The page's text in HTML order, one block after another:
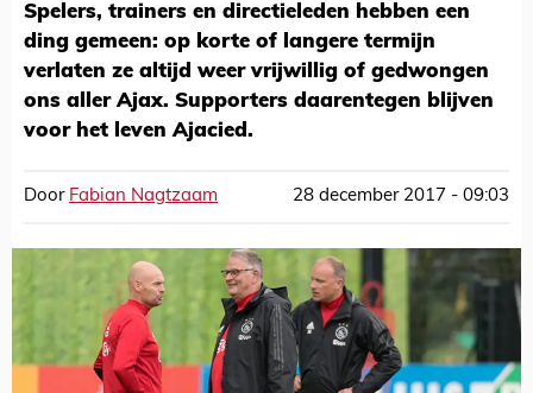
Spelers, trainers en directieleden hebben een
ding gemeen: op korte of langere termijn
verlaten ze altijd weer vrijwillig of gedwongen
ons aller Ajax. Supporters daarentegen blijven
voor het leven Ajacied.
Door Fabian Nagtzaam 28 december 2017 - 09:03